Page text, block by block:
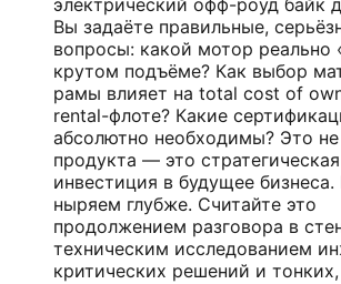
Вы задаёте правильные,
вопросы: какой мотор реально
крутом подъёме? Как выбор
рамы влияет на total cost of
rental-флоте? Какие
абсолютно необходимы? Это
продукта — это стратегическая
инвестиция в будущее бизнеса.
ныряем глубже. Считайте это
продолжением разговора в
техническим исследованием
критических решений и